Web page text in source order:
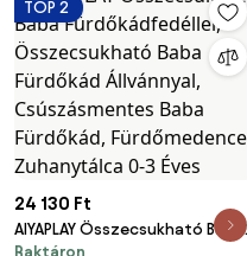
TOP 2
24 130 Ft
AIYAPLAY Összecsukható Baba
Raktáron